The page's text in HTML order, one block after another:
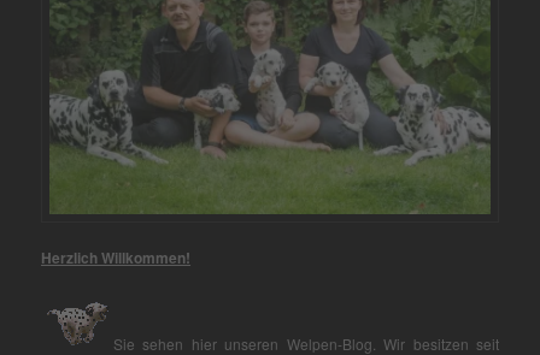
Herzlich Willkommen!
Sie sehen hier unseren Welpen-Blog. Wir besitzen seit